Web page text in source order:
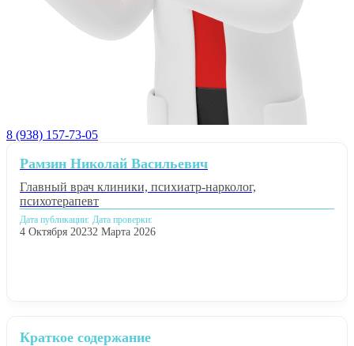
8 (938) 157-73-05
Краткое содержание
Рамзин Николай Васильевич
Главный врач клиники, психиатр-нарколог,
психотерапевт
Дата публикации:
4 Октября 2023
Дата проверки:
2 Марта 2026